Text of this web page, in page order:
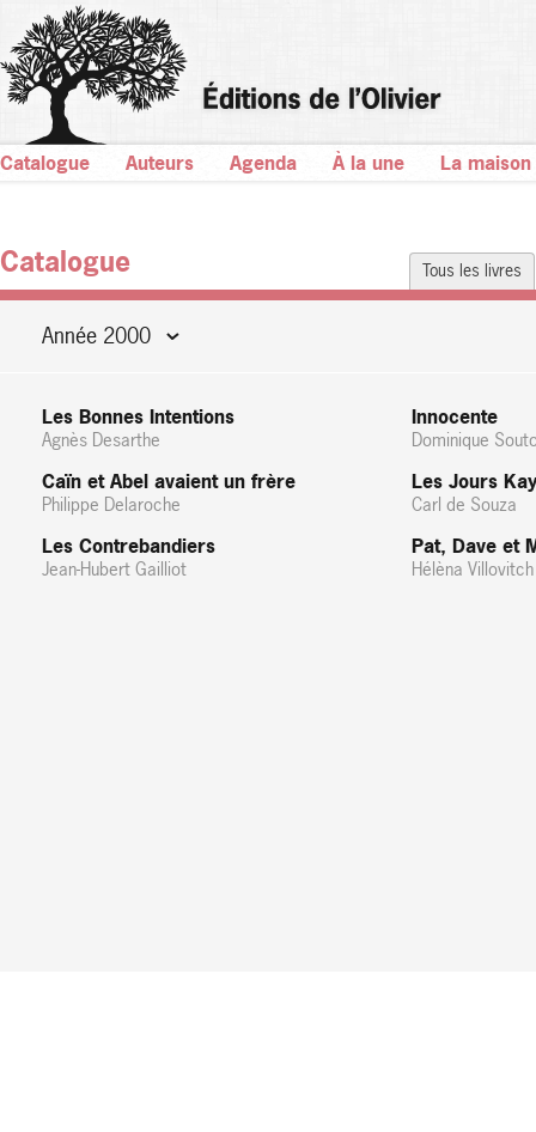
Catalogue Auteurs Agenda À la une La maison
Tous les livres
Catalogue
Année 2000
Les Bonnes Intentions
Agnès Desarthe
Caïn et Abel avaient un frère
Philippe Delaroche
Les Contrebandiers
Jean-Hubert Gailliot
Innocente
Dominique
Les Jours
Carl de Souza
Pat, Dave et
Hélèna Villovitch